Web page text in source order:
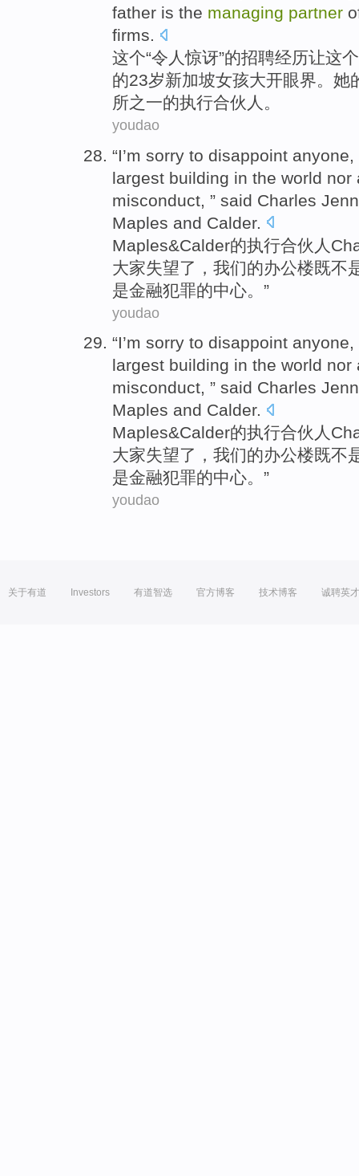
father is the managing partner
firms.
这个“令人惊讶”的招聘经历让这
的23岁新加坡女孩大开眼界。 她
所之一的执行合伙人。
youdao
“I’m sorry to disappoint
largest building in the world nor
misconduct, ” said Charles
Maples and Calder.
Maples&Calder的执行合伙人
大家失望了， 我们的办公楼既不
是金融犯罪的中心。”
youdao
“I’m sorry to disappoint
largest building in the world nor
misconduct, ” said Charles
Maples and Calder.
Maples&Calder的执行合伙人
大家失望了， 我们的办公楼既不
是金融犯罪的中心。”
youdao
关于有道 Investors 有道智选 官方博客 技术博客 诚聘英才